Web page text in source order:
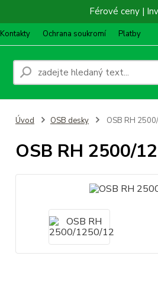
Férové ceny |
Kontakty Ochrana soukromí Platby
Úvod OSB desky OSB RH
OSB RH 2500/